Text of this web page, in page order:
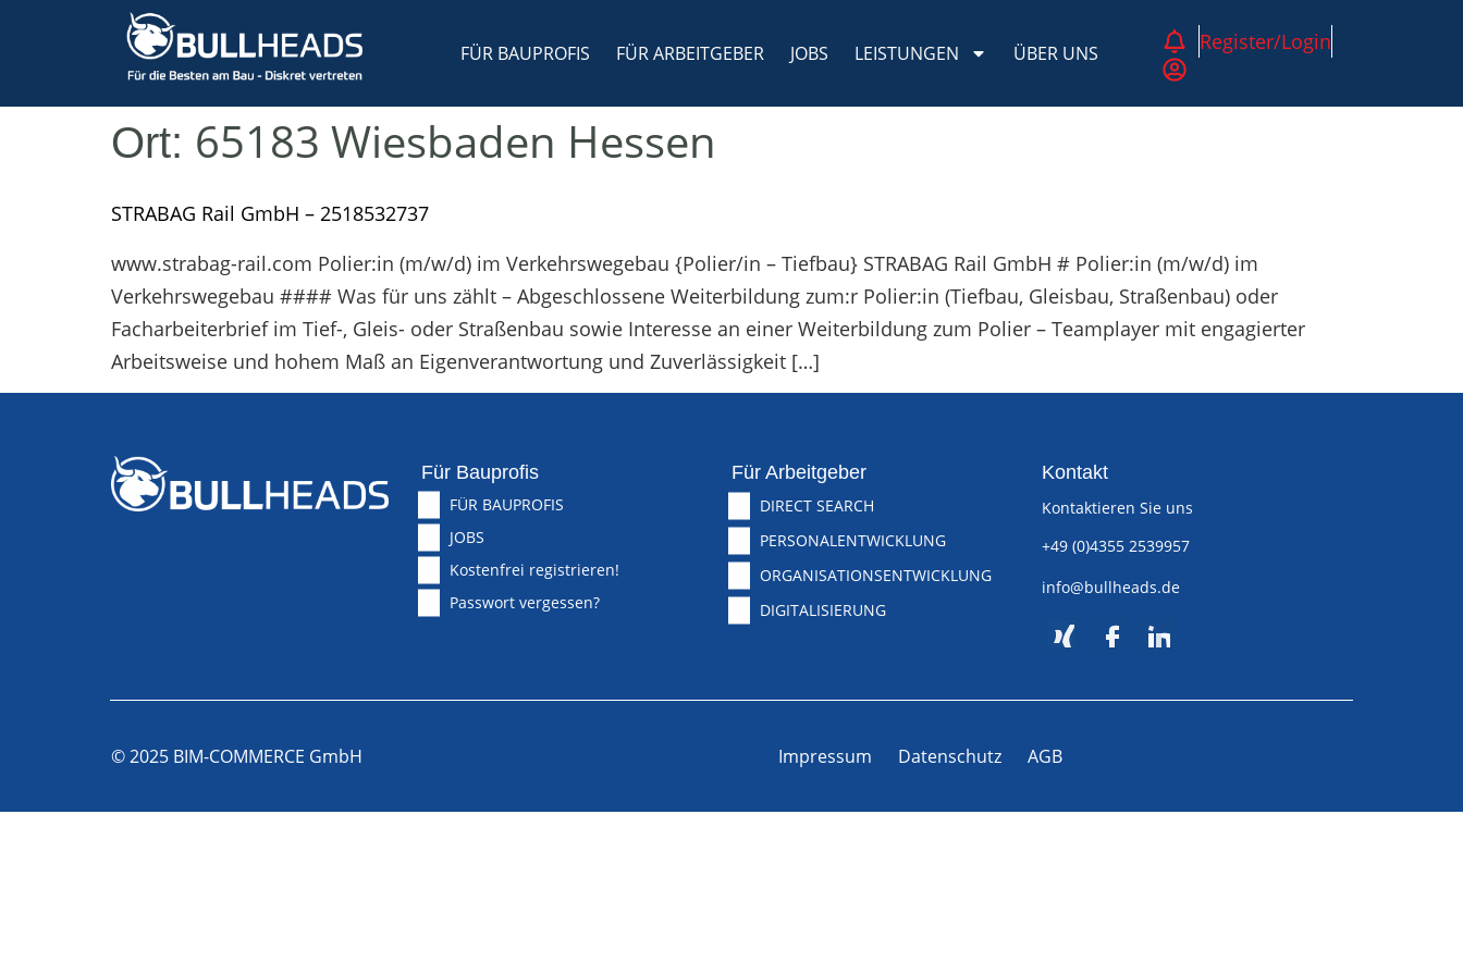
FÜR BAUPROFIS FÜR ARBEITGEBER JOBS LEISTUNGEN ÜBER UNS Register/Login
Ort: 65183 Wiesbaden Hessen
STRABAG Rail GmbH – 2518532737
www.strabag-rail.com Polier:in (m/w/d) im Verkehrswegebau {Polier/in – Tiefbau} STRABAG Rail GmbH # Polier:in (m/w/d) im
Verkehrswegebau #### Was für uns zählt – Abgeschlossene Weiterbildung zum:r Polier:in (Tiefbau, Gleisbau, Straßenbau) oder
Facharbeiterbrief im Tief-, Gleis- oder Straßenbau sowie Interesse an einer Weiterbildung zum Polier – Teamplayer mit engagierter
Arbeitsweise und hohem Maß an Eigenverantwortung und Zuverlässigkeit […]
Für Bauprofis
FÜR BAUPROFIS
JOBS
Kostenfrei registrieren!
Passwort vergessen?
Für Arbeitgeber
DIRECT SEARCH
PERSONALENTWICKLUNG
ORGANISATIONSENTWICKLUNG
DIGITALISIERUNG
Kontakt
Kontaktieren Sie uns
+49 (0)4355 2539957
info@bullheads.de
© 2025 BIM-COMMERCE GmbH Impressum Datenschutz AGB